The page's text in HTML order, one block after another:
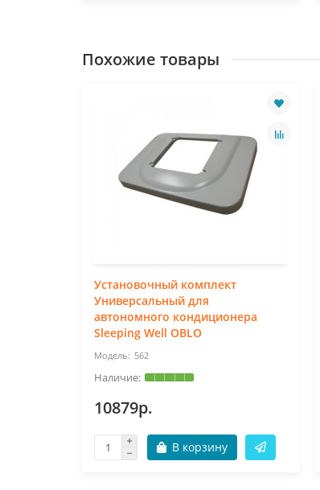
Похожие товары
Установочный комплект
Универсальный для
автономного кондиционера
Sleeping Well OBLO
562
10879р.
В корзину